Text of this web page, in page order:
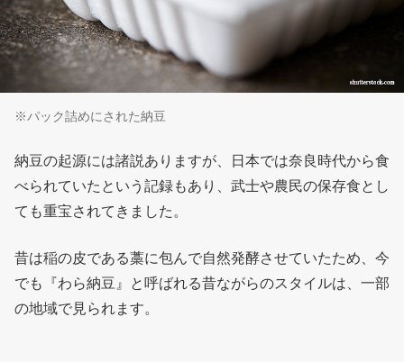
※パック詰めにされた納豆
納豆の起源には諸説ありますが、日本では奈良時代から食
べられていたという記録もあり、武士や農民の保存食とし
ても重宝されてきました。
昔は稲の皮である藁に包んで自然発酵させていたため、今
でも『わら納豆』と呼ばれる昔ながらのスタイルは、一部
の地域で見られます。